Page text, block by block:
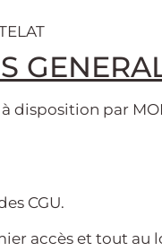
par
CGU.
accès et tout au